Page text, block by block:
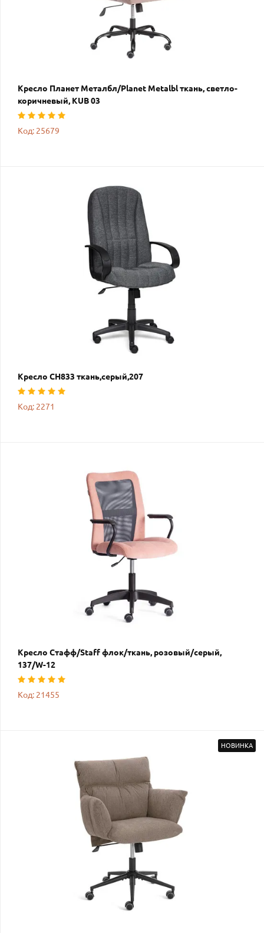
Кресло Планет Металбл/Planet Metalbl ткань, светло-
коричневый, KUB 03
Код: 25679
Кресло СН833 ткань,серый,207
Код: 2271
Кресло Стафф/Staff флок/ткань, розовый/серый,
137/W-12
Код: 21455
НОВИНКА